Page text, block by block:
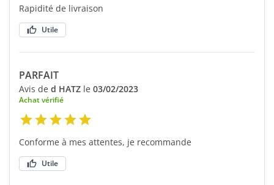
Rapidité de livraison
Utile
PARFAIT
Avis de d HATZ le 03/02/2023
Achat vérifié
Conforme à mes attentes, je recommande
Utile